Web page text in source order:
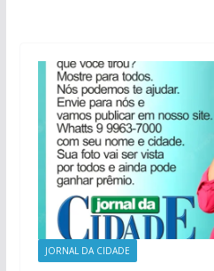
JORNAL DA CIDADE